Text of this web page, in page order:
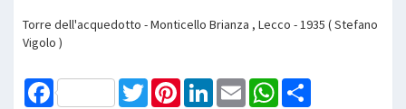
Torre dell'acquedotto - Monticello Brianza , Lecco - 1935 ( Stefano
Vigolo )
Facebook TwitterPinterestLinkedInEmail WhatsApp